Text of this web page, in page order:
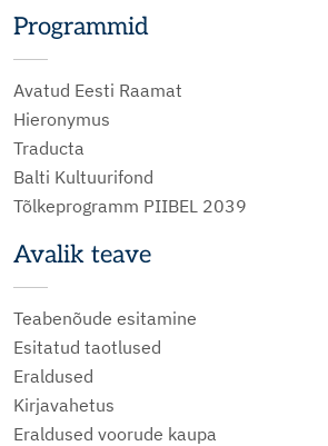
Programmid
Avatud Eesti Raamat
Hieronymus
Traducta
Balti Kultuurifond
Tõlkeprogramm PIIBEL 2039
Avalik teave
Teabenõude esitamine
Esitatud taotlused
Eraldused
Kirjavahetus
Eraldused voorude kaupa